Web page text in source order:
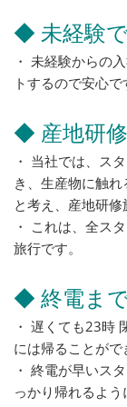
◆ 未経験
・ 未経験からの
トするので安心で
◆ 産地研
・ 当社では、ス
き、生産物に触
と考え、産地研修
・ これは、全ス
旅行です。
◆ 終電ま
・ 遅くても23時
には帰ることがで
・ 終電が早いス
っかり帰れるよう